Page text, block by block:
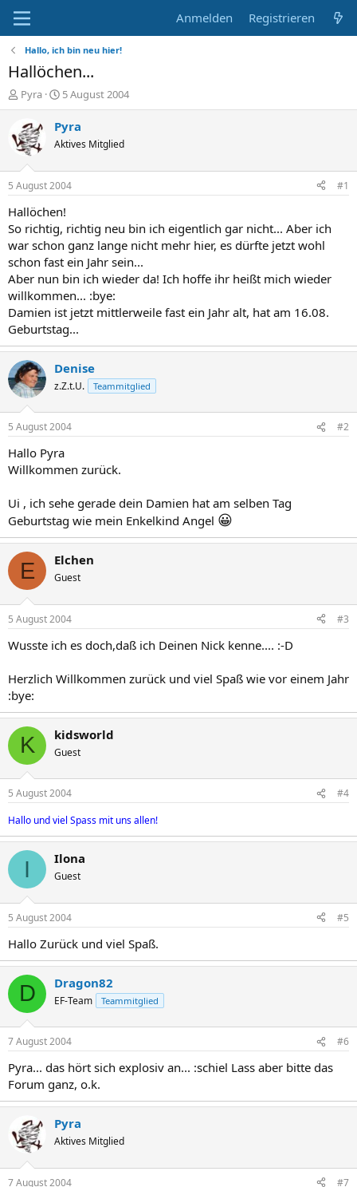
Anmelden Registrieren
Hallo, ich bin neu hier!
Hallöchen...
E
r
s
t
e
e
r
Pyra
E
r
s
t
e
l
t
a
5 August 2004
Pyra
Aktives Mitglied
5 August 2004 #1
Hallöchen!
So richtig, richtig neu bin ich eigentlich gar nicht... Aber ich
war schon ganz lange nicht mehr hier, es dürfte jetzt wohl
schon fast ein Jahr sein...
Aber nun bin ich wieder da! Ich hoffe ihr heißt mich wieder
willkommen... :bye:
Damien ist jetzt mittlerweile fast ein Jahr alt, hat am 16.08.
Geburtstag...
Denise
z.Z.t.U. Teammitglied
5 August 2004 #2
Hallo Pyra
Willkommen zurück.
Ui , ich sehe gerade dein Damien hat am selben Tag
Geburtstag wie mein Enkelkind Angel 😀
E Elchen
Guest
5 August 2004 #3
Wusste ich es doch,daß ich Deinen Nick kenne.... :-D
Herzlich Willkommen zurück und viel Spaß wie vor einem Jahr
:bye:
K kidsworld
Guest
5 August 2004
#4
Hallo und viel Spass mit uns allen!
I Ilona
Guest
5 August 2004 #5
Hallo Zurück und viel Spaß.
D Dragon82
EF-Team Teammitglied
7 August 2004 #6
Pyra... das hört sich explosiv an... :schiel Lass aber bitte das
Forum ganz, o.k.
Pyra
Aktives Mitglied
7 August 2004 #7